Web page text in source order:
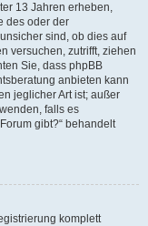
13 Jahren erheben,
des oder der
sind, ob dies auf
versuchen, zutrifft, ziehen
Sie, dass phpBB
anbieten kann
jeglicher Art ist; außer
falls es
gibt?“ behandelt
komplett